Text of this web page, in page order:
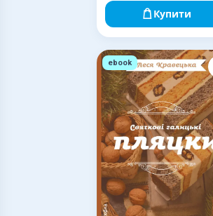
Купити
ebook